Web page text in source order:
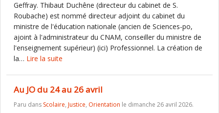
Geffray. Thibaut Duchêne (directeur du cabinet de S.
Roubache) est nommé directeur adjoint du cabinet du
ministre de l'éducation nationale (ancien de Sciences-po,
ajoint à l'administrateur du CNAM, conseiller du ministre de
l'enseignement supérieur) (ici) Professionnel. La création de
la… Lire la suite
Au JO du 24 au 26 avril
Paru dans Scolaire, Justice, Orientation le dimanche 26 avril 2026.